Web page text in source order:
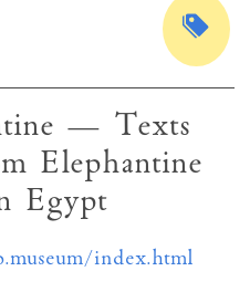
— Texts
Elephantine
Egypt
index.html